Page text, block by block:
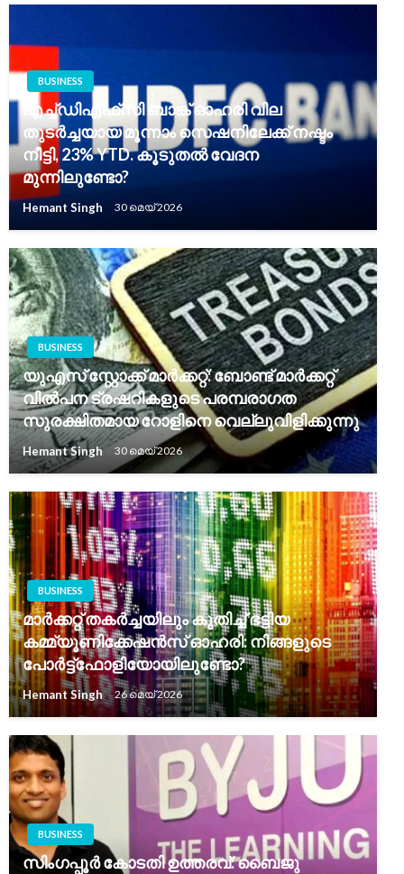
BUSINESS
എച്ച്‌ഡിഎഫ്‌സി ബാങ്ക് ഓഹരി വില
തുടർച്ചയായ മൂന്നാം സെഷനിലേക്ക് നഷ്ടം
നീട്ടി, 23% YTD. കൂടുതൽ വേദന
മുന്നിലുണ്ടോ?
Hemant Singh 30 മെയ്‌ 2026
BUSINESS
യുഎസ് സ്റ്റോക്ക് മാർക്കറ്റ്: ബോണ്ട് മാർക്കറ്റ്
വിൽപന ട്രഷറികളുടെ പരമ്പരാഗത
സുരക്ഷിതമായ റോളിനെ വെല്ലുവിളിക്കുന്നു
Hemant Singh 30 മെയ്‌ 2026
BUSINESS
മാർക്കറ്റ് തകർച്ചയിലും കുതിച്ച് ഭട്ടിയ
കമ്മ്യൂണിക്കേഷൻസ് ഓഹരി: നിങ്ങളുടെ
പോർട്ട്‌ഫോളിയോയിലുണ്ടോ?
Hemant Singh 26 മെയ്‌ 2026
BUSINESS
സിംഗപ്പൂർ കോടതി ഉത്തരവ്: ബൈജു